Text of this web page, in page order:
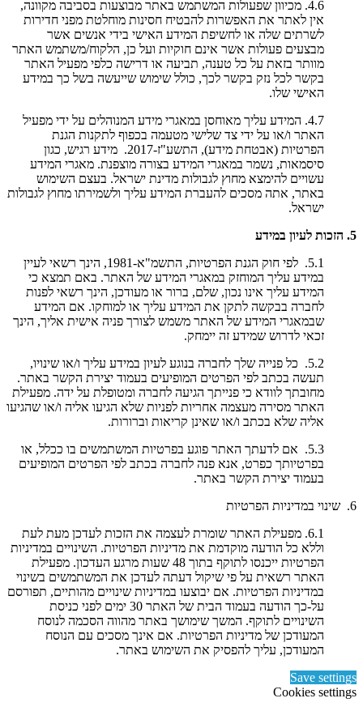
4.6. מכיוון שפעולות המשתמש באתר מבוצעות בסביבה מקוונה,
אין לאתר את האפשרות להבטיח חסינות מוחלטת מפני חדירות
לשרתים שלה או לחשיפת המידע האישי בידי אנשים אשר
מבצעים פעולות אשר אינם חוקיות ועל כן, הלקוח/משתמש האתר
מוותר בזאת על כל טענה, תביעה או דרישה כלפי מפעיל האתר
בקשר לכל נזק בקשר לכך, כולל שימוש שייעשה בשל כך במידע
האישי שלו.
4.7. המידע עליך מאוחסן במאגרי מידע המנוהלים על ידי מפעיל
האתר ו/או על ידי צד שלישי מטעמה בכפוף לתקנות הגנת
הפרטיות (אבטחת מידע), התשע"ז-2017. מידע רגיש, כגון
סיסמאות, נשמר במאגרי המידע בצורה מוצפנת. מאגרי המידע
עשויים להימצא מחוץ לגבולות מדינת ישראל. בעצם השימוש
באתר, אתה מסכים להעברת המידע עליך ולשמירתו מחוץ לגבולות
ישראל.
5. הזכות לעיון במידע
5.1. לפי חוק הגנת הפרטיות, התשמ"א-1981, הינך רשאי לעיין
במידע עליך המוחזק במאגרי המידע של האתר. באם תמצא כי
המידע עליך אינו נכון, שלם, ברור או מעודכן, הינך רשאי לפנות
לחברה בבקשה לתקן את המידע עליך או למוחקו. אם המידע
שבמאגרי המידע של האתר משמש לצורך פניה אישית אליך, הינך
זכאי לדרוש שמידע זה יימחק.
5.2. כל פנייה שלך לחברה בנוגע לעיון במידע עליך ו/או שינויו,
תעשה בכתב לפי הפרטים המופיעים בעמוד יצירת הקשר באתר.
מחובתך לוודא כי פנייתך הגיעה לחברה ומטופלת על ידה. מפעילת
האתר מסירה מעצמה אחריות לפניות שלא הגיעו אליה ו/או שהגיעו
אליה שלא בכתב ו/או שאינן קריאות וברורות.
5.3. אם לדעתך האתר פוגע בפרטיות המשתמשים בו ככלל, או
בפרטיותך כפרט, אנא פנה לחברה בכתב לפי הפרטים המופיעים
בעמוד יצירת הקשר באתר.
6. שינוי במדיניות הפרטיות
6.1. מפעילת האתר שומרת לעצמה את הזכות לעדכן מעת לעת
וללא כל הודעה מוקדמת את מדיניות הפרטיות. השינויים במדיניות
הפרטיות ייכנסו לתוקף בתוך 48 שעות מרגע העדכון. מפעילת
האתר רשאית על פי שיקול דעתה לעדכן את המשתמשים בשינוי
במדיניות הפרטיות. אם יבוצעו במדיניות שינויים מהותיים, תפורסם
על-כך הודעה בעמוד הבית של האתר 30 ימים לפני כניסת
השינויים לתוקף. המשך שימושך באתר מהווה הסכמה לנוסח
המעודכן של מדיניות הפרטיות. אם אינך מסכים עם הנוסח
המעודכן, עליך להפסיק את השימוש באתר.
Save settings
Cookies settings